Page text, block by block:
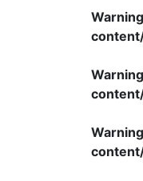
Warning
Warning
Warning